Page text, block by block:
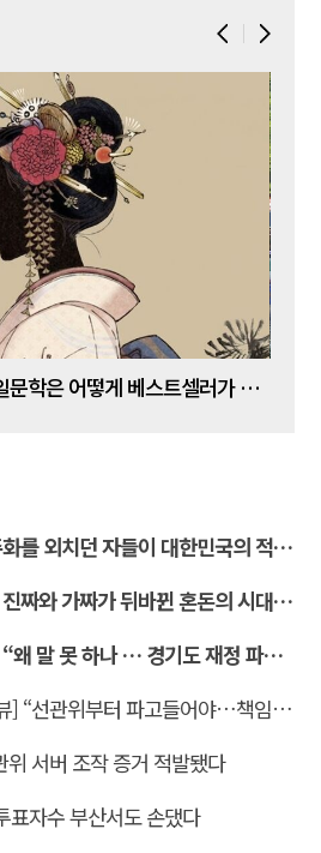
[특별기고: 松山] 반일문학은 어떻게 베스트셀러가 되는가?
[김태산 칼럼] 민주화를 외치던 자들이 대한민국의 적이고 간첩이었다
[박필규 안보칼럼] 진짜와 가짜가 뒤바뀐 혼돈의 시대, 안보 파탄은 막아야
[박주현 작가칼럼] “왜 말 못 하나 … 경기도 재정 파탄의 진짜 원인을”
[이인호 교수 인터뷰] “선관위부터 파고들어야…책임자 직접 고발하라”
위 서버 조작 증거 적발됐다
표자수 부산서도 손댔다